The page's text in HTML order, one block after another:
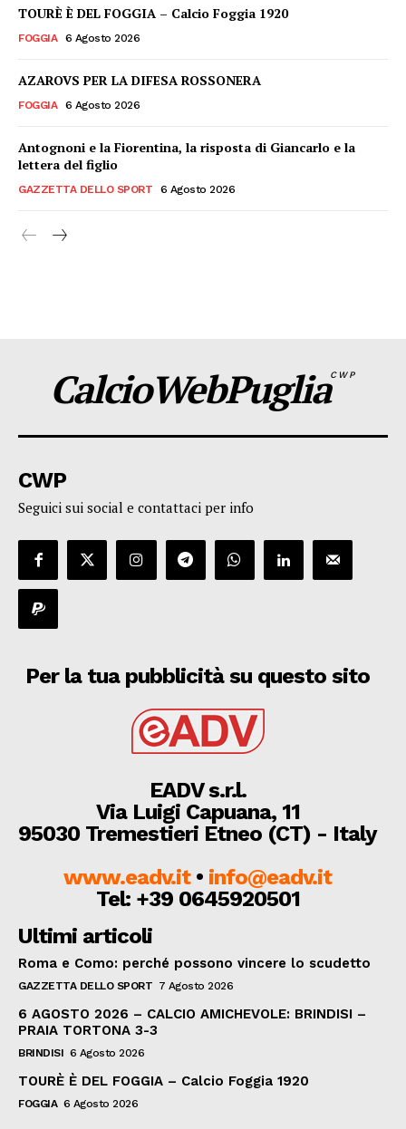
TOURÈ È DEL FOGGIA – Calcio Foggia 1920
FOGGIA 6 Agosto 2026
AZAROVS PER LA DIFESA ROSSONERA
FOGGIA 6 Agosto 2026
Antognoni e la Fiorentina, la risposta di Giancarlo e la
lettera del figlio
GAZZETTA DELLO SPORT 6 Agosto 2026
CalcioWebPugliaCWP
CWP
Seguici sui social e contattaci per info
Per la tua pubblicità su questo sito
EADV s.r.l.
Via Luigi Capuana, 11
95030 Tremestieri Etneo (CT) - Italy
www.eadv.it• info@eadv.it
Tel: +39 0645920501
Ultimi articoli
Roma e Como: perché possono vincere lo scudetto
GAZZETTA DELLO SPORT 7 Agosto 2026
6 AGOSTO 2026 – CALCIO AMICHEVOLE: BRINDISI –
PRAIA TORTONA 3-3
BRINDISI 6 Agosto 2026
TOURÈ È DEL FOGGIA – Calcio Foggia 1920
FOGGIA 6 Agosto 2026